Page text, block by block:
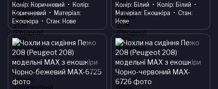
Колір Коричневий
Колір
Коричневий
Матеріал
Екошкіра
Стан Нове
Колір Білий Колір Білий
Матеріал Екошкіра
Стан
Нове